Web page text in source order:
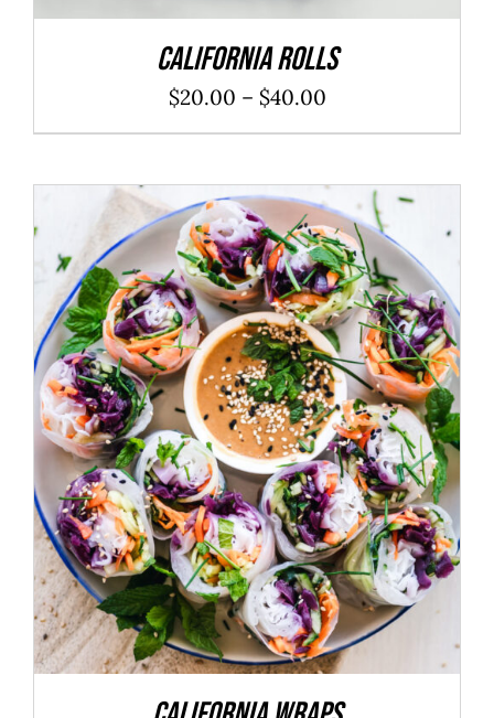
California Rolls
$20.00 – $40.00
ADD TO CART / DÉTAILS